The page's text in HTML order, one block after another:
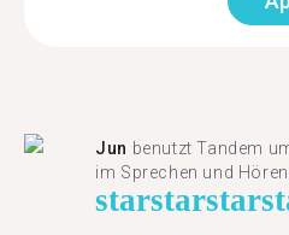
Jun benutzt Tandem
im Sprechen und
starstarstar